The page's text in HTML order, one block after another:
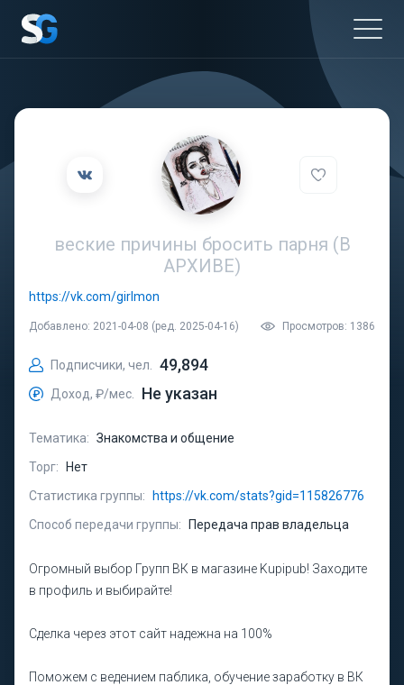
веские причины бросить парня (В
АРХИВЕ)
https://vk.com/girlmon
Добавлено: 2021-04-08 (ред. 2025-04-16) Просмотров: 1386
Подписчики, чел. 49,894
Доход, ₽/мес. Не указан
Тематика: Знакомства и общение
Торг:
Нет
Статистика группы:
https://vk.com/stats?gid=115826776
Способ передачи группы:
Передача прав владельца
Огромный выбор Групп ВК в магазине Kupipub! Заходите
в профиль и выбирайте!
Сделка через этот сайт надежна на 100%
Поможем с ведением паблика, обучение заработку в ВК